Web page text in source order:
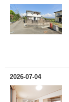
2026-07-04